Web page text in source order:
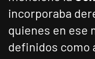
incorporaba
quienes en ese
definidos como